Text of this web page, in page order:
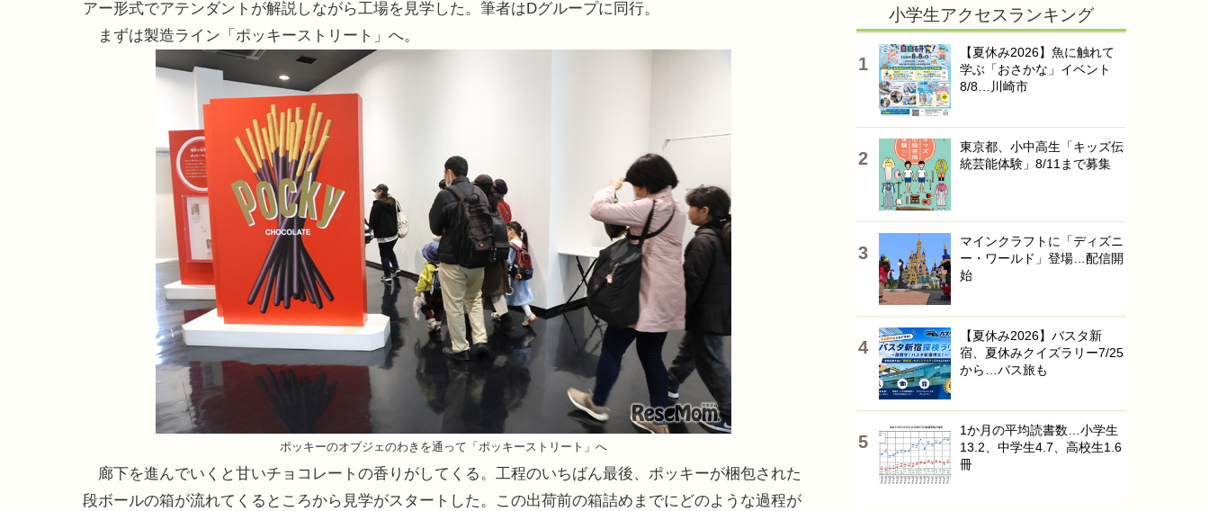
アー形式でアテンダントが解説しながら工場を見学した。筆者はDグループに同行。
まずは製造ライン「ポッキーストリート」へ。
ポッキーのオブジェのわきを通って「ポッキーストリート」へ
廊下を進んでいくと甘いチョコレートの香りがしてくる。工程のいちばん最後、ポッキーが梱包された
段ボールの箱が流れてくるところから見学がスタートした。この出荷前の箱詰めまでにどのような過程が
小学生アクセスランキング
【夏休み2026】魚に触れて
学ぶ「おさかな」イベント
8/8…川崎市
東京都、小中高生「キッズ伝
統芸能体験」8/11まで募集
マインクラフトに「ディズニ
ー・ワールド」登場…配信開
始
【夏休み2026】バスタ新
宿、夏休みクイズラリー7/25
から…バス旅も
1か月の平均読書数…小学生
13.2、中学生4.7、高校生1.6
冊